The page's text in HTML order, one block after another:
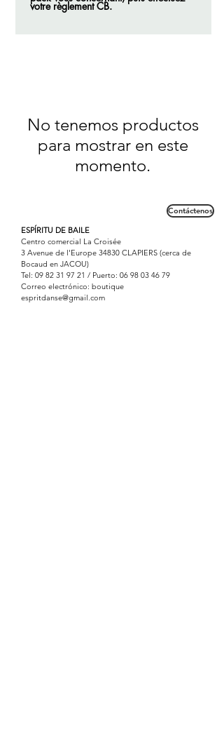
votre règlement CB.
No tenemos productos
para mostrar en este
momento.
Contáctenos
ESPÍRITU DE BAILE
Centro comercial La Croisée
3 Avenue de l'Europe 34830 CLAPIERS (cerca de
Bocaud en JACOU)
Tel: 09 82 31 97 21 / Puerto: 06 98 03 46 79
Correo electrónico: boutique
espritdanse@gmail.com